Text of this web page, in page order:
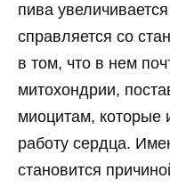
пива
справляется со
в том, что в нем
митохондрии,
миоцитам, которые
работу сердца.
становится